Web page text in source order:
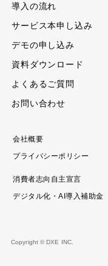
導入の流れ
サービス本申し込み
デモの申し込み
資料ダウンロード
よくあるご質問
お問い合わせ
Copyright © DXE INC.
会社概要
プライバシーポリシー
消費者志向自主宣言
デジタル化・AI導入補助金